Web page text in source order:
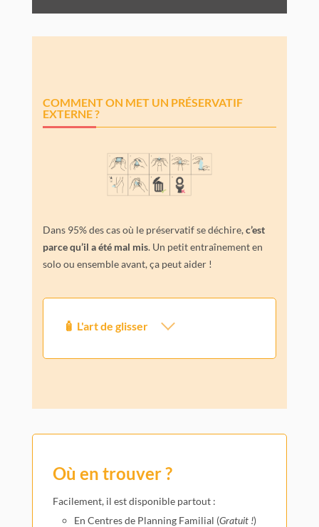
COMMENT ON MET UN PRÉSERVATIF
EXTERNE ?
Dans 95% des cas où le préservatif se déchire,c’est
parce qu’il a été mal mis. Un petit entraînement en
solo ou ensemble avant, ça peut aider !
🧴 L'art de glisser
Où en trouver ?
Facilement, il est disponible partout :
En Centres de Planning Familial (Gratuit !)